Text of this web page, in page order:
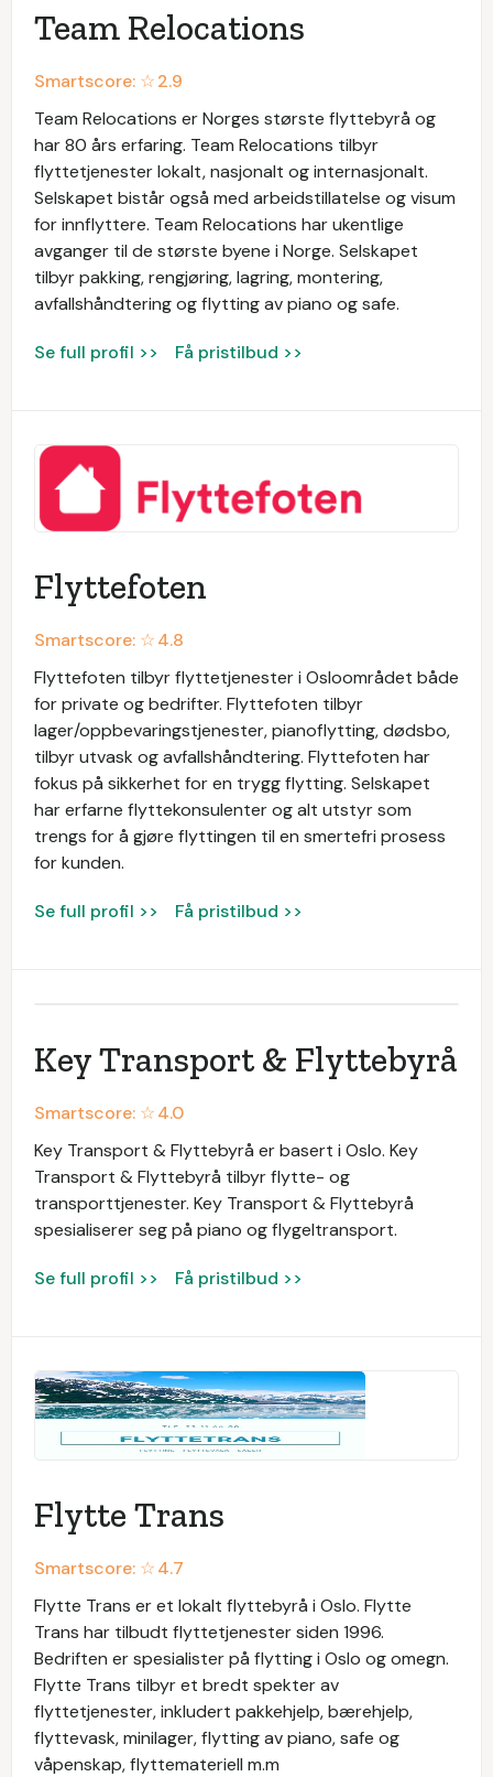
Team Relocations
Smartscore: ☆2.9
Team Relocations er Norges største flyttebyrå og
har 80 års erfaring. Team Relocations tilbyr
flyttetjenester lokalt, nasjonalt og internasjonalt.
Selskapet bistår også med arbeidstillatelse og visum
for innflyttere. Team Relocations har ukentlige
avganger til de største byene i Norge. Selskapet
tilbyr pakking, rengjøring, lagring, montering,
avfallshåndtering og flytting av piano og safe.
Se full profil >> Få pristilbud >>
Flyttefoten
Smartscore: ☆4.8
Flyttefoten tilbyr flyttetjenester i Osloområdet både
for private og bedrifter. Flyttefoten tilbyr
lager/oppbevaringstjenester, pianoflytting, dødsbo,
tilbyr utvask og avfallshåndtering. Flyttefoten har
fokus på sikkerhet for en trygg flytting. Selskapet
har erfarne flyttekonsulenter og alt utstyr som
trengs for å gjøre flyttingen til en smertefri prosess
for kunden.
Se full profil >> Få pristilbud >>
Key Transport & Flyttebyrå
Smartscore: ☆4.0
Key Transport & Flyttebyrå er basert i Oslo. Key
Transport & Flyttebyrå tilbyr flytte- og
transporttjenester. Key Transport & Flyttebyrå
spesialiserer seg på piano og flygeltransport.
Se full profil >> Få pristilbud >>
Flytte Trans
Smartscore: ☆4.7
Flytte Trans er et lokalt flyttebyrå i Oslo. Flytte
Trans har tilbudt flyttetjenester siden 1996.
Bedriften er spesialister på flytting i Oslo og omegn.
Flytte Trans tilbyr et bredt spekter av
flyttetjenester, inkludert pakkehjelp, bærehjelp,
flyttevask, minilager, flytting av piano, safe og
våpenskap, flyttemateriell m.m